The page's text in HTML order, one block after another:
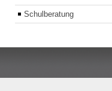
Schulberatung